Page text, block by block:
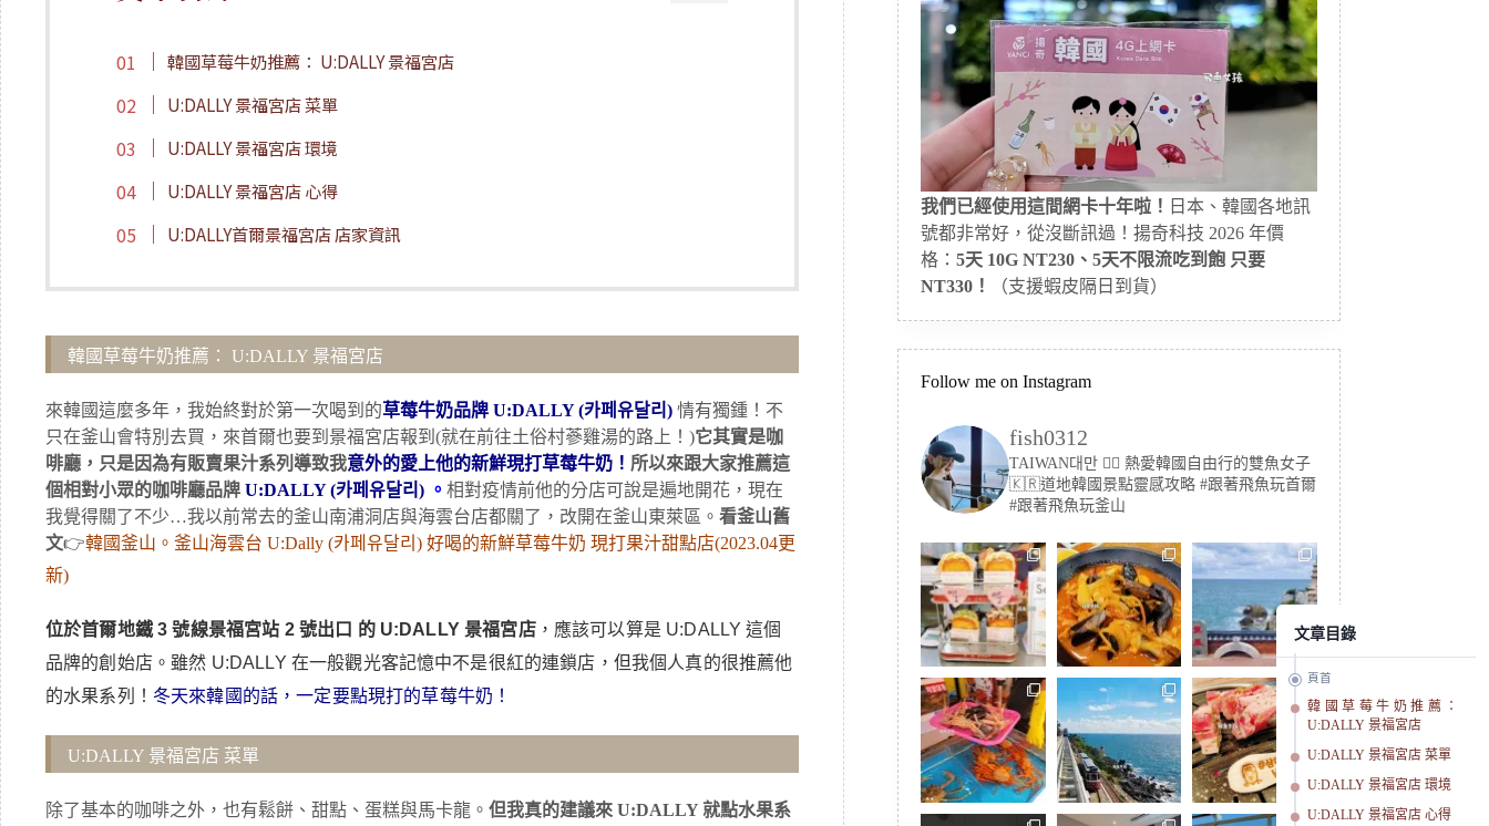
韓國草莓牛奶推薦： U:DALLY 景福宮店
U:DALLY 景福宮店 菜單
U:DALLY 景福宮店 環境
U:DALLY 景福宮店 心得
U:DALLY首爾景福宮店 店家資訊
韓國草莓牛奶推薦： U:DALLY 景福宮店
來韓國這麼多年，我始終對於第一次喝到的草莓牛奶品牌 U:DALLY (카페유달리) 情有獨鍾！不
只在釜山會特別去買，來首爾也要到景福宮店報到(就在前往土俗村蔘雞湯的路上！)它其實是咖
啡廳，只是因為有販賣果汁系列導致我意外的愛上他的新鮮現打草莓牛奶！ 所以來跟大家推薦這
個相對小眾的咖啡廳品牌 U:DALLY (카페유달리) 。 相對疫情前他的分店可說是遍地開花，現在
我覺得關了不少…我以前常去的釜山南浦洞店與海雲台店都關了，改開在釜山東萊區。 看釜山舊
文👉韓國釜山。釜山海雲台 U:Dally (카페유달리) 好喝的新鮮草莓牛奶 現打果汁甜點店(2023.04更
新)
位於首爾地鐵 3 號線景福宮站 2 號出口 的 U:DALLY 景福宮店，應該可以算是 U:DALLY 這個
品牌的創始店。雖然 U:DALLY 在一般觀光客記憶中不是很紅的連鎖店，但我個人真的很推薦他
的水果系列！ 冬天來韓國的話，一定要點現打的草莓牛奶️！
U:DALLY 景福宮店 菜單
除了基本的咖啡之外，也有鬆餅、甜點、蛋糕與馬卡龍。 但我真的建議來 U:DALLY 就點水果系
我們已經使用這間網卡十年啦！ 日本、韓國各地訊
號都非常好，從沒斷訊過！揚奇科技 2026 年價
格：5天 10G NT230、5天不限流吃到飽 只要
NT330！
（支援蝦皮隔日到貨）
Follow me on Instagram
fish0312
TAIWAN대만 🏳️‍🌈 熱愛韓國自由行的雙魚女子
🇰🇷道地韓國景點靈感攻略 #跟著飛魚玩首爾
#跟著飛魚玩釜山
文章目錄
頁首
韓國草莓牛奶推薦：
U:DALLY 景福宮店
U:DALLY 景福宮店 菜單
U:DALLY 景福宮店 環境
U:DALLY 景福宮店 心得